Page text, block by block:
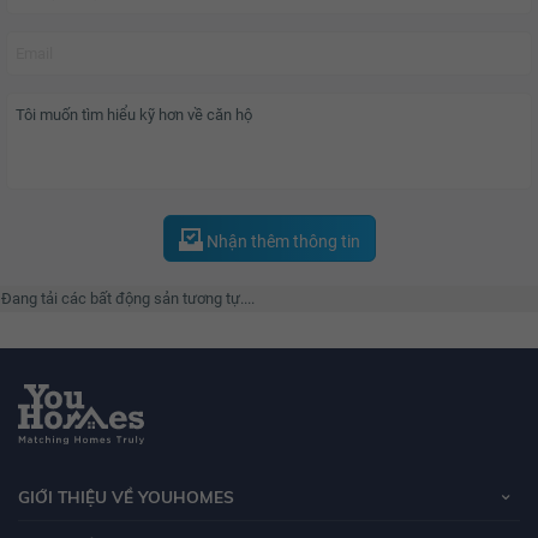
như một thành phố thu nhỏ.
Tiện ích xanh với 10 khu vườn độc đáo: Vườn đương đại, vườn dưỡng sinh,
phòng khám , Siêu thị, Bể bơi bốn mùa trong nhà và ngoài trời, bể sục thư
giãn , hệ thống sân tập thể thao với các môn đa dạng, sân chơi trẻ em, khu
tập thể dục ngoài trời, sàn tập yoga, khu tập Gym California,... hội tụ tại dự
Nhận thêm thông tin
tải các bất động sản tương tự....
GIỚI THIỆU VỀ YOUHOMES